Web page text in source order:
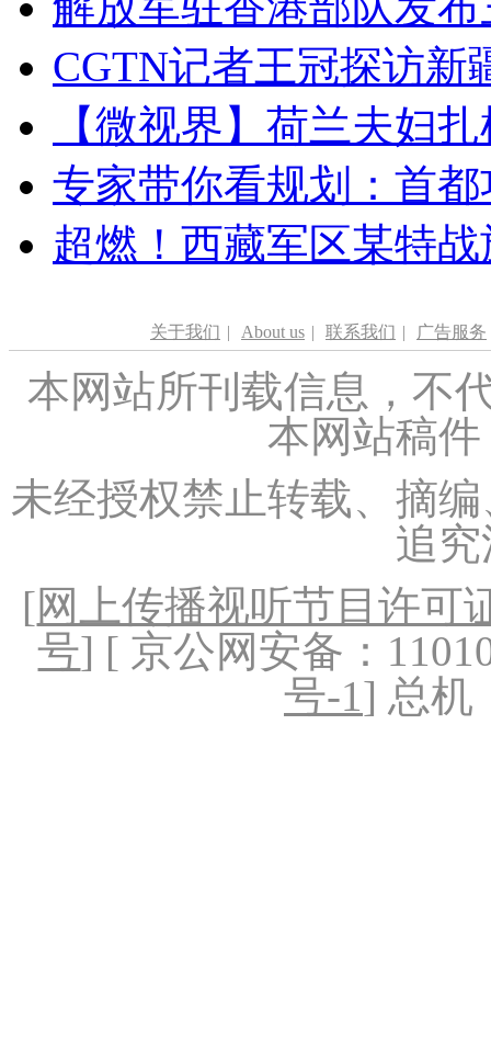
CGTN记者王冠探访新
【微视界】荷兰夫妇
专家带你看规划：首
超燃！西藏军区某特
关于我们 | About us | 联系我们 | 广告服务
本网站所刊载信息，不
本网站稿
未经授权禁止转载、摘
追
[网上传播视听节目许可
号] [ 京公网安备：
号-1] 总机